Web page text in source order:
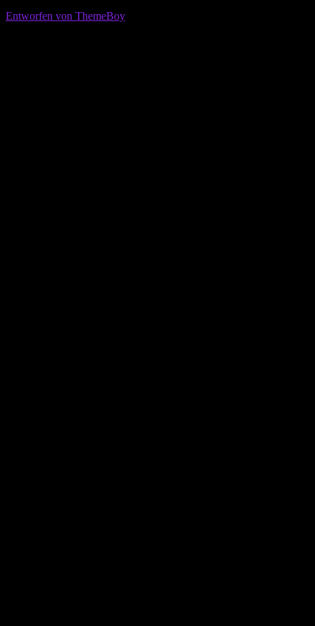
Entworfen von ThemeBoy